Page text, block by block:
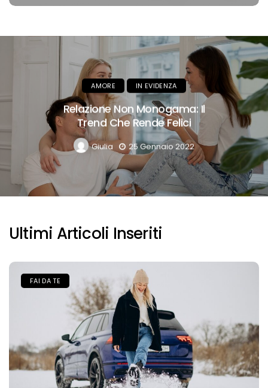
AMORE
Divorzio E Mantenimento Come
Concordare Con Il Partner
Giulia 19 Settembre 2021
Ultimi Articoli Inseriti
FAI DA TE